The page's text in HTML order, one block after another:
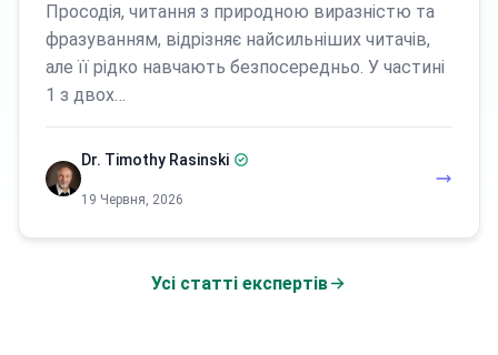
Просодія, читання з природною виразністю та
фразуванням, відрізняє найсильніших читачів,
але її рідко навчають безпосередньо. У частині
1 з двох…
Dr. Timothy Rasinski
19 Червня, 2026
Усі статті експертів